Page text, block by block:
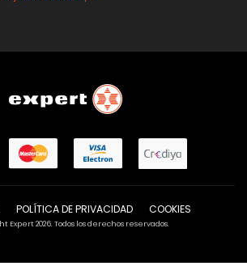
POLÍTICA DE PRIVACIDAD COOKIES
Expert 2026. Todos los derechos reservados.